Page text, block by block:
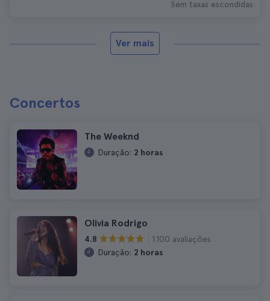
Sem taxas escondidas
Ver mais
Concertos
The Weeknd
Duração: 2 horas
Olivia Rodrigo
4.8
1.100 avaliações
Duração: 2 horas